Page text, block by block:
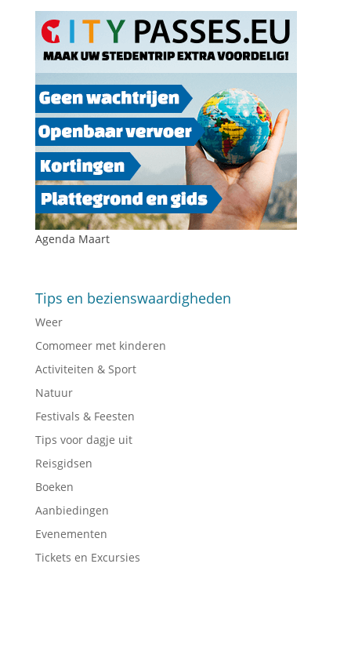
Agenda Maart
Tips en bezienswaardigheden
Weer
Comomeer met kinderen
Activiteiten & Sport
Natuur
Festivals & Feesten
Tips voor dagje uit
Reisgidsen
Boeken
Aanbiedingen
Evenementen
Tickets en Excursies